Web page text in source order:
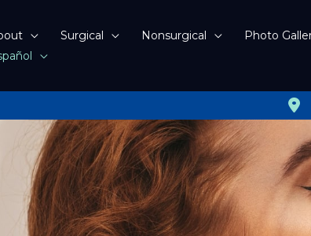
Surgical Nonsurgical Photo